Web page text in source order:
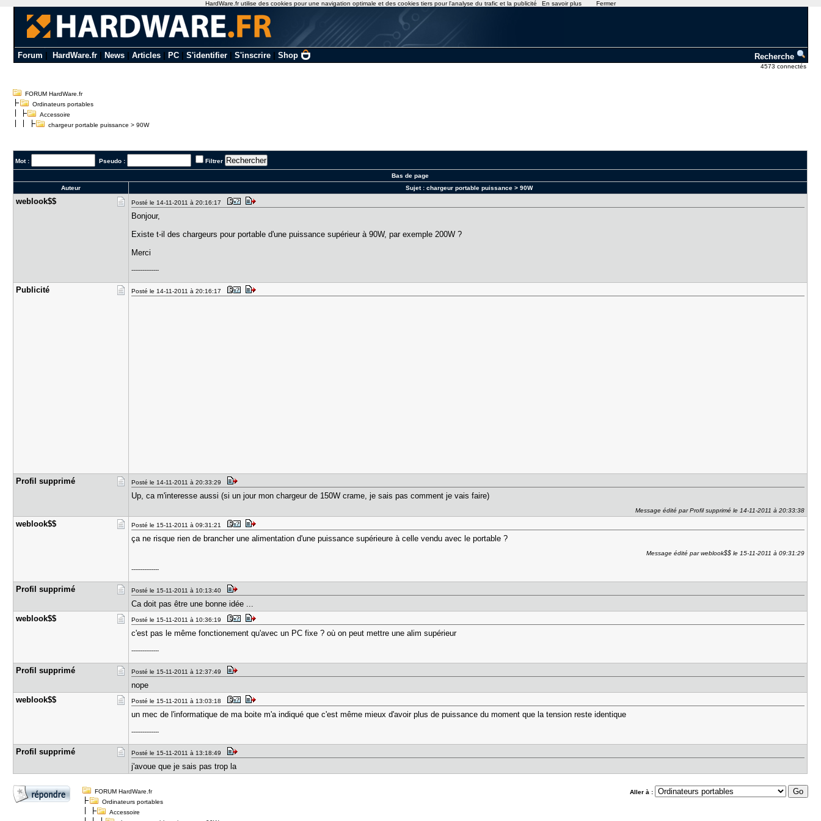
Forum HardWare.fr| News| Articles| PC| S'identifier| S'inscrire| Shop Recherche
4573 connectés
FORUM HardWare.fr
Ordinateurs portables
Accessoire
chargeur portable puissance > 90W
Mot : Pseudo : Filtrer
Bas de page
Auteur
Sujet : chargeur portable puissance > 90W
weblook$$ Posté le 14-11-2011 à 20:16:17
Bonjour,
Existe t-il des chargeurs pour portable d'une puissance supérieur à 90W, par exemple 200W ?
Merci
---------------
Publicité Posté le 14-11-2011 à 20:16:17
Profil sup​primé Posté le 14-11-2011 à 20:33:29
Up, ca m'interesse aussi (si un jour mon chargeur de 150W crame, je sais pas comment je vais faire)
Message édité par Profil supprimé le 14-11-2011 à 20:33:38
weblook$$ Posté le 15-11-2011 à 09:31:21
ça ne risque rien de brancher une alimentation d'une puissance supérieure à celle vendu avec le portable ?
Message édité par weblook$$ le 15-11-2011 à 09:31:29
---------------
Profil sup​primé Posté le 15-11-2011 à 10:13:40
Ca doit pas être une bonne idée ...
weblook$$
Posté le 15-11-2011 à 10:36:19
c'est pas le même fonctionement qu'avec un PC fixe ? où on peut mettre une alim supérieur
---------------
Profil sup​primé Posté le 15-11-2011 à 12:37:49
nope
weblook$$
Posté le 15-11-2011 à 13:03:18
un mec de l'informatique de ma boite m'a indiqué que c'est même mieux d'avoir plus de puissance du moment que la tension reste identique
---------------
Profil sup​primé Posté le 15-11-2011 à 13:18:49
j'avoue que je sais pas trop la
Aller à :
FORUM HardWare.fr
Ordinateurs portables
Accessoire
HardWare.fr utilise des cookies pour une navigation optimale et des cookies tiers pour l'analyse du trafic et la publicité En savoir plus Fermer